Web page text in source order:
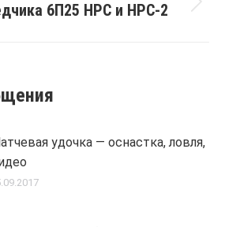
Next
6П25 НРС и НРС-2
удочка — оснастка, ловля,